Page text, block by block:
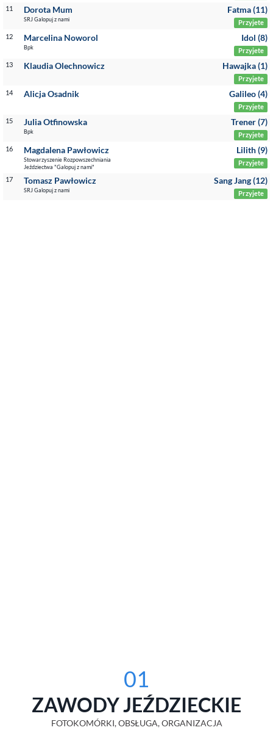
11 Dorota Mum
SRJ Galopuj z nami
Fatma (11)
Przyjete
12 Marcelina Noworol
Bpk
Idol (8)
Przyjete
13 Klaudia Olechnowicz Hawajka (1)
Przyjete
14 Alicja Osadnik Galileo (4)
Przyjete
15 Julia Otfinowska
Bpk
Trener (7)
Przyjete
16 Magdalena Pawłowicz
Stowarzyszenie Rozpowszechniania
Jeździectwa "Galopuj z nami"
Lilith (9)
Przyjete
17 Tomasz Pawłowicz
SRJ Galopuj z nami
Sang Jang (12)
Przyjete
01
ZAWODY JEŹDZIECKIE
FOTOKOMÓRKI, OBSŁUGA, ORGANIZACJA